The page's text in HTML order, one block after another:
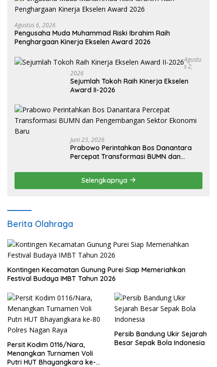
Agustus 6, 2026
Pengusaha Muda Muhammad Riski Ibrahim Raih
Penghargaan Kinerja Ekselen Award 2026
Agustu
S 2,
2026
Sejumlah Tokoh Raih Kinerja Ekselen
Award II-2026
Juni 23, 2026
Prabowo Perintahkan Bos Danantara
Percepat Transformasi BUMN dan
Selengkapnya
Berita Olahraga
Kontingen Kecamatan Gunung Purei Siap Memeriahkan
Festival Budaya IMBT Tahun 2026
Persit Kodim 0116/Nara,
Menangkan Turnamen Voli
Putri HUT Bhayangkara ke-
Persib Bandung Ukir Sejarah
Besar Sepak Bola Indonesia